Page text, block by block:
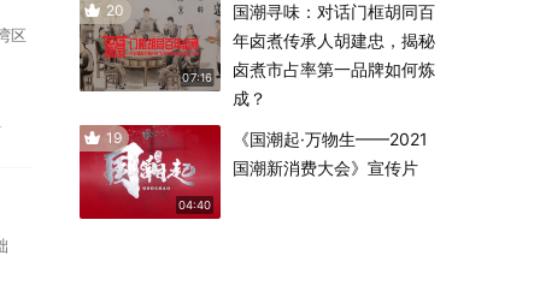
区
20
07:16
国潮寻味：对话门框胡同百
年卤煮传承人胡建忠，揭秘
卤煮市占率第一品牌如何炼
成？
19
04:40
《国潮起·万物生——2021
国潮新消费大会》宣传片